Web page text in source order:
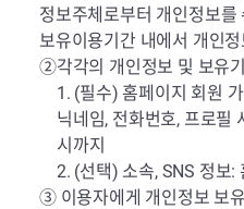
정보주체로부터 개인정보
보유이용기간 내에서 개인
②각각의 개인정보 및 보유
1. (필수) 홈페이지 회원
닉네임, 전화번호, 프로필
시까지
2. (선택) 소속, SNS 정보:
③ 이용자에게 개인정보 보